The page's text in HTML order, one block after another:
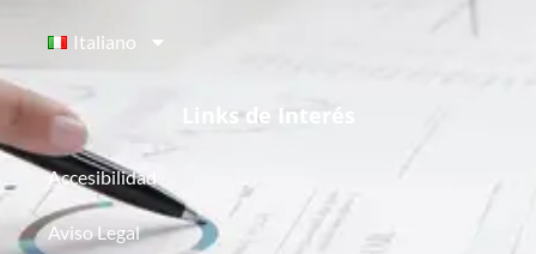
Italiano
Links de Interés
Accesibilidad
Aviso Legal